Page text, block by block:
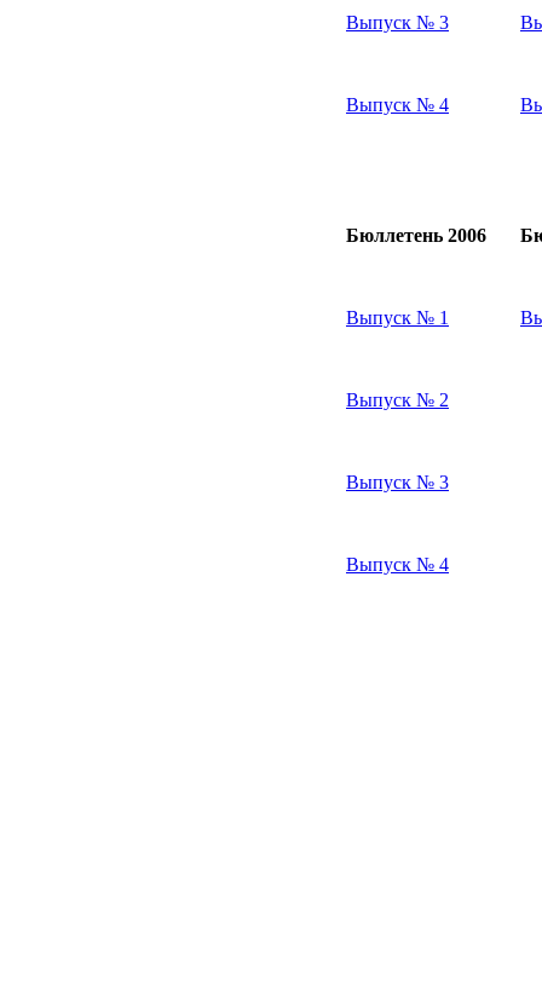
Выпуск № 3
Выпуск № 4
Бюллетень 2006
Выпуск № 1
Выпуск № 2
Выпуск № 3
Выпуск № 4